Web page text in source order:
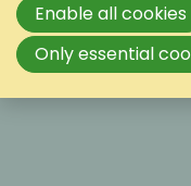
Enable all cookies
Only essential